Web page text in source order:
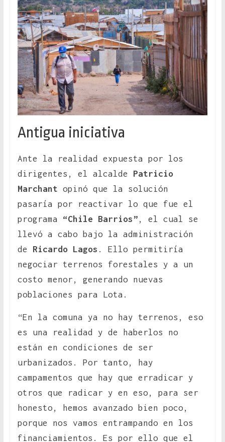
Antigua iniciativa
Ante la realidad expuesta por los
dirigentes, el alcalde Patricio
Marchant opinó que la solución
pasaría por reactivar lo que fue el
programa “Chile Barrios” , el cual se
llevó a cabo bajo la administración
de Ricardo Lagos . Ello permitiría
negociar terrenos forestales y a un
costo menor, generando nuevas
poblaciones para Lota.
“En la comuna ya no hay terrenos, eso
es una realidad y de haberlos no
están en condiciones de ser
urbanizados. Por tanto, hay
campamentos que hay que erradicar y
otros que radicar y en eso, para ser
honesto, hemos avanzado bien poco,
porque nos vamos entrampando en los
financiamientos. Es por ello que el